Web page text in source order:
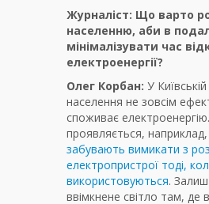
Журналіст: Що варто
населенню, аби в
мінімалізувати час
електроенергії?
Олег Корбан: У
населення не зовсім
споживає
проявляється,
забувають вимикати з
електропристрої тоді,
використовуються.
ввімкнене світло там, де